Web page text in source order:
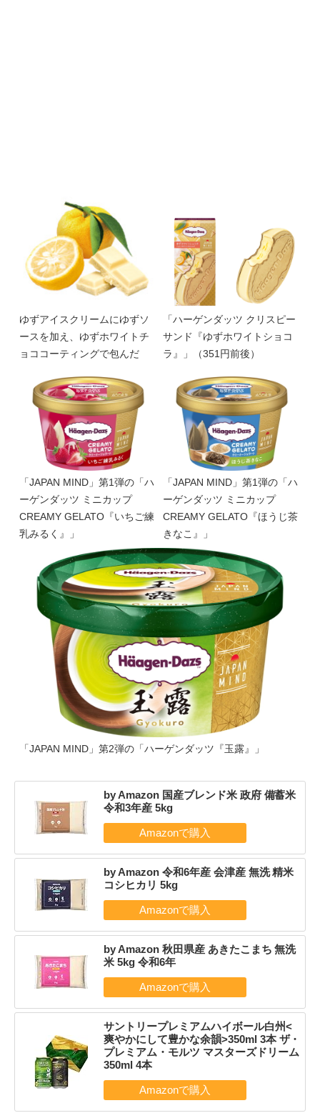
ゆずアイスクリームにゆずソ
ースを加え、ゆずホワイトチ
ョココーティングで包んだ
「ハーゲンダッツ クリスピー
サンド『ゆずホワイトショコ
ラ』」（351円前後）
「JAPAN MIND」第1弾の「ハ
ーゲンダッツ ミニカップ
CREAMY GELATO『いちご練
乳みるく』」
「JAPAN MIND」第1弾の「ハ
ーゲンダッツ ミニカップ
CREAMY GELATO『ほうじ茶
きなこ』」
「JAPAN MIND」第2弾の「ハーゲンダッツ『玉露』」
by Amazon 国産ブレンド米 政府 備蓄米
令和3年産 5kg
by Amazon 令和6年産 会津産 無洗 精米
コシヒカリ 5kg
by Amazon 秋田県産 あきたこまち 無洗
米 5kg 令和6年
サントリープレミアムハイボール白州<
爽やかにして豊かな余韻>350ml 3本 ザ・
プレミアム・モルツ マスターズドリーム
350ml 4本